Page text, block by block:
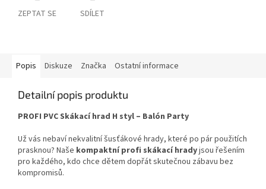
ZEPTAT SE SDÍLET
Popis Diskuze Značka Ostatní informace
Detailní popis produktu
PROFI PVC Skákací hrad H styl – Balón Party
Už vás nebaví nekvalitní šusťákové hrady, které po pár použitích
prasknou? Naše kompaktní profi skákací hradyjsou řešením
pro každého, kdo chce dětem dopřát skutečnou zábavu bez
kompromisů.